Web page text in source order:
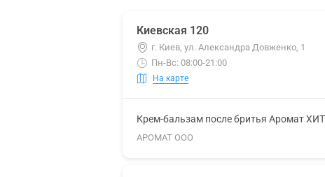
Киевская 120
г. Киев, ул. Александра Довженко, 1
Пн-Вс: 08:00-21:00
На карте
Крем-бальзам после бритья Аромат
АРОМАТ ООО